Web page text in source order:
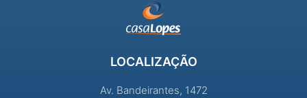
LOCALIZAÇÃO
Av. Bandeirantes, 1472